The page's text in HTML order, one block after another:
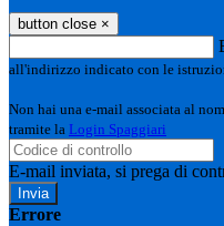
button close ×
all'indirizzo indicato con le
Non hai una e-mail associata al
tramite la Login Spaggiari
E-mail inviata, si prega di
Errore